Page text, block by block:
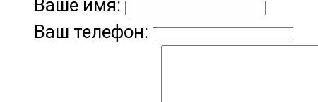
Ваше имя:
Ваш телефон: